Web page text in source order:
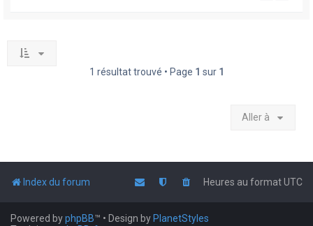
1 résultat trouvé • Page 1 sur 1
Aller à
Index du forum Heures au formatUTC
Powered byphpBB™ • Design by PlanetStyles